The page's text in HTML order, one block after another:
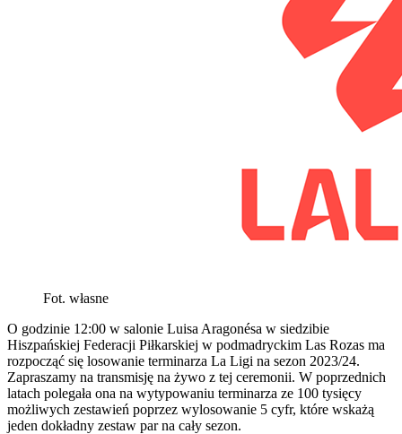
Fot. własne
O godzinie 12:00 w salonie Luisa Aragonésa w siedzibie
Hiszpańskiej Federacji Piłkarskiej w podmadryckim Las Rozas ma
rozpocząć się losowanie terminarza La Ligi na sezon 2023/24.
Zapraszamy na transmisję na żywo z tej ceremonii. W poprzednich
latach polegała ona na wytypowaniu terminarza ze 100 tysięcy
możliwych zestawień poprzez wylosowanie 5 cyfr, które wskażą
jeden dokładny zestaw par na cały sezon.